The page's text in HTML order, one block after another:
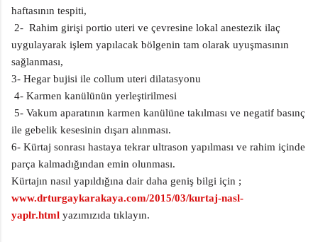
haftasının tespiti,
2- Rahim girişi portio uteri ve çevresine lokal anestezik ilaç
uygulayarak işlem yapılacak bölgenin tam olarak uyuşmasının
sağlanması,
3- Hegar bujisi ile collum uteri dilatasyonu
4- Karmen kanülünün yerleştirilmesi
5- Vakum aparatının karmen kanülüne takılması ve negatif basınç
ile gebelik kesesinin dışarı alınması.
6- Kürtaj sonrası hastaya tekrar ultrason yapılması ve rahim içinde
parça kalmadığından emin olunması.
Kürtajın nasıl yapıldığına dair daha geniş bilgi için ;
www.drturgaykarakaya.com/2015/03/kurtaj-nasl-
yaplr.html yazımızıda tıklayın.